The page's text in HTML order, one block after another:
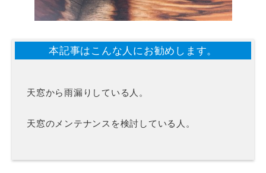
本記事はこんな人にお勧めします。
天窓から雨漏りしている人。
天窓のメンテナンスを検討している人。